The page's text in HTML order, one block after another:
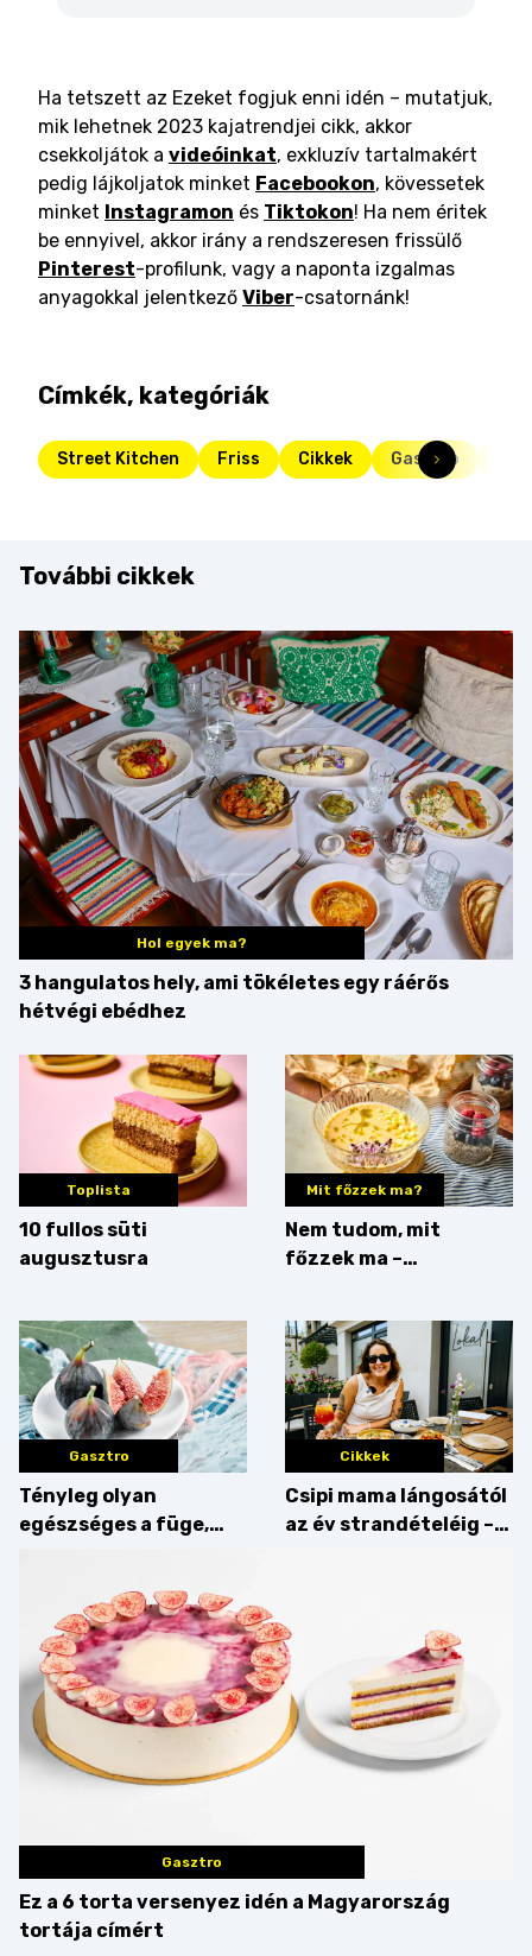
Ha tetszett az Ezeket fogjuk enni idén – mutatjuk,
mik lehetnek 2023 kajatrendjei cikk, akkor
csekkoljátok a videóinkat, exkluzív tartalmakért
pedig lájkoljatok minket Facebookon, kövessetek
minket Instagramon és Tiktokon! Ha nem éritek
be ennyivel, akkor irány a rendszeresen frissülő
Pinterest-profilunk, vagy a naponta izgalmas
anyagokkal jelentkező Viber-csatornánk!
Címkék, kategóriák
Street Kitchen Friss Cikkek Gasztro
További cikkek
Hol egyek ma?
3 hangulatos hely, ami tökéletes egy ráérős
hétvégi ebédhez
Toplista
10 fullos süti
augusztusra
Mit főzzek ma?
Nem tudom, mit
főzzek ma –
Gasztro
Tényleg olyan
egészséges a füge,
Cikkek
Csipi mama lángosától
az év strandételéig –
Gasztro
Ez a 6 torta versenyez idén a Magyarország
tortája címért